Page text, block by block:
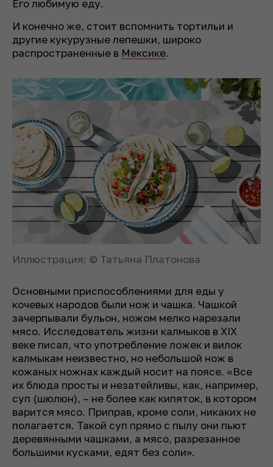
Его любимую еду.
И конечно же, стоит вспомнить тортильи и
другие кукурузные лепешки, широко
распространенные в Мексике.
Иллюстрация: © Татьяна Платонова
Основными приспособлениями для еды у
кочевых народов были нож и чашка. Чашкой
зачерпывали бульон, ножом мелко нарезали
мясо. Исследователь жизни калмыков в XIX
веке писал, что употребление ложек и вилок
калмыкам неизвестно, но небольшой нож в
кожаных ножнах каждый носит на поясе. «Все
их блюда просты и незатейливы, как, например,
суп (шюлюн), – не более как кипяток, в котором
варится мясо. Приправ, кроме соли, никаких не
полагается. Такой суп прямо с пылу они пьют
деревянными чашками, а мясо, разрезанное
большими кусками, едят без соли».